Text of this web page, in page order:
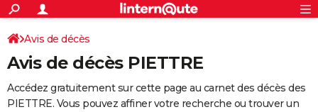
ACTUALITÉS
Politique
Société
Faits Divers
Education
Monde
Villes
+
SPORT
Coupe du monde 2026
Football
Tennis
Cyclisme
Rugby
Forum
Programme TV
TNT
Streaming
Cinéma
Sorties cinéma
Musique
+
FINANCE
Avis de décès
Avis de décès PIETTRE
Accédez gratuitement sur cette page au carnet des décès des
PIETTRE. Vous pouvez affiner votre recherche ou trouver un